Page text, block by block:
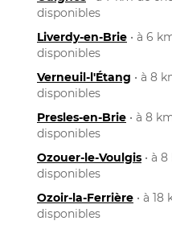
disponibles
Liverdy-en-Brie • à 6
disponibles
Verneuil-l'Étang • à 8
disponibles
Presles-en-Brie • à 8
disponibles
Ozouer-le-Voulgis • à
disponibles
Ozoir-la-Ferrière • à
disponibles